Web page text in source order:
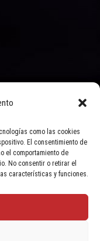
como las cookies
El consentimiento de
el comportamiento de
No consentir o retirar el
características y funciones.
Roses (Girona)
by